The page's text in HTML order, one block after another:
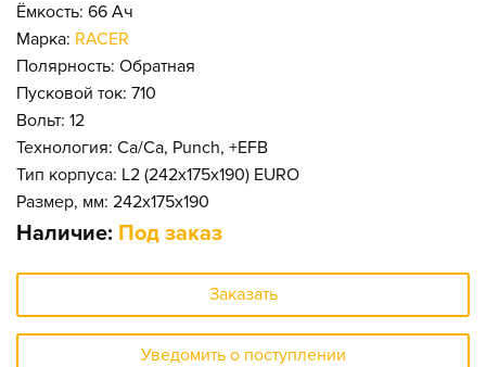
Ёмкость: 66 Ач
Марка: RACER
Полярность: Обратная
Пусковой ток: 710
Вольт: 12
Технология: Ca/Ca, Punch, +EFB
Тип корпуса: L2 (242x175x190) EURO
Размер, мм: 242x175x190
Наличие: Под заказ
Заказать
Уведомить о поступлении